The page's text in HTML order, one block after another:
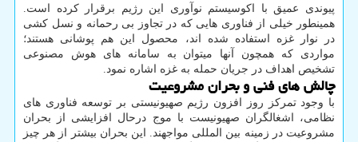
پیوندی عمیق با اکوسیستم نوآوری این رژیم برقرار کرده است.
همینطور خیلی از فناوری هایی که در تجاوز بی رحمانه و نسل کشی
در نوار غزه استفاده شده اند، محصول این هم پوشانی هستند؛
مواردی که همچون آنها میتوان به سامانه های هوش مصنوعی
تشخیص اهداف در جریان حمله به غزه اشاره نمود.
چالش های فنی و بحران مشروعیت
با وجود تمرکز روز افزون رژیم صهیونیستی بر توسعه فناوری های
نظامی، اشغالگران صهیونیست با موج درحال افزایشی از بحران
مشروعیت در زمینه بین المللی مواجهند. این بحران بیشتر از هر چیز